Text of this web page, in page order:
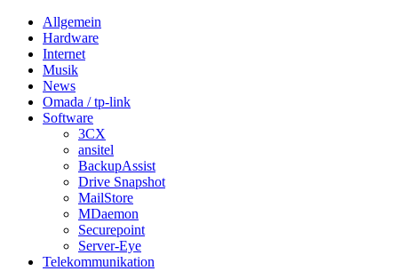
Allgemein
Hardware
Internet
Musik
News
Omada / tp-link
Software
3CX
ansitel
BackupAssist
Drive Snapshot
MailStore
MDaemon
Securepoint
Server-Eye
Telekommunikation